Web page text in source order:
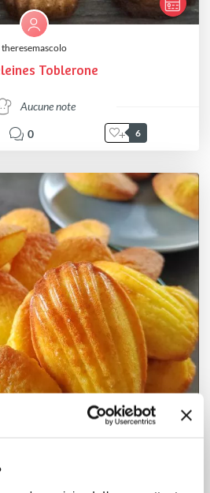
theresemascolo
Toblerone
Aucune note
0 6